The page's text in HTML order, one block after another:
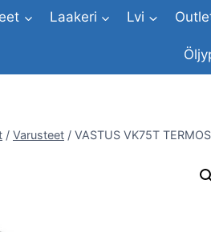
Laakeri Lvi
/ Varusteet / VASTUS VK75T